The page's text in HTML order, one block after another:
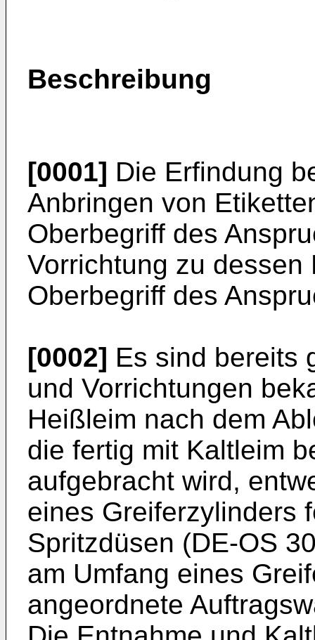
Beschreibung
[0001] Die Erfindung
Anbringen von
Oberbegriff des
Vorrichtung zu
Oberbegriff des
[0002] Es sind bereits
und Vorrichtungen
Heißleim nach dem
die fertig mit Kaltleim
aufgebracht wird,
eines Greiferzylinders
Spritzdüsen (DE-OS
am Umfang eines
angeordnete